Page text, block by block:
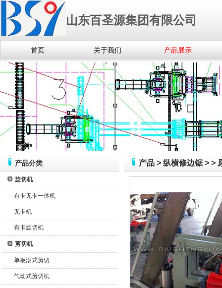
山东百圣源集团有限公司
首页 关于我们 产品展示
产品分类
旋切机
有卡无卡一体机
无卡机
有卡旋切机
剪切机
单板滚式剪切
气动式剪切机
产品 > 纵横修边锯 > >